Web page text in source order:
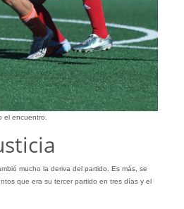
el encuentro.
mucho la deriva del partido. Es más, se
que era su tercer partido en tres días y el